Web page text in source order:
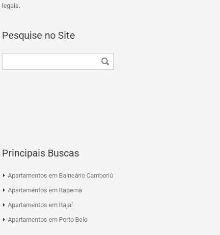
legais.
Pesquise no Site
Principais Buscas
Apartamentos em Balneário Camboriú
Apartamentos em Itapema
Apartamentos em Itajaí
Apartamentos em Porto Belo